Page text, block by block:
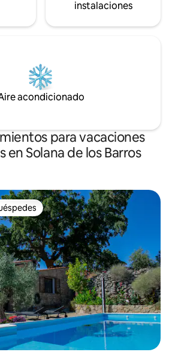
instalaciones
acondicionado
para vacaciones
en Solana de los Barros
preferido